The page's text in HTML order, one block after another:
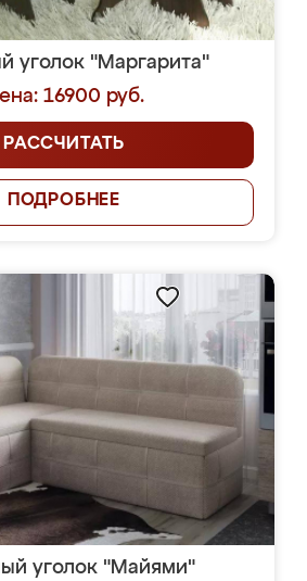
уголок "Маргарита"
16900 руб.
РАССЧИТАТЬ
ПОДРОБНЕЕ
уголок "Майями"